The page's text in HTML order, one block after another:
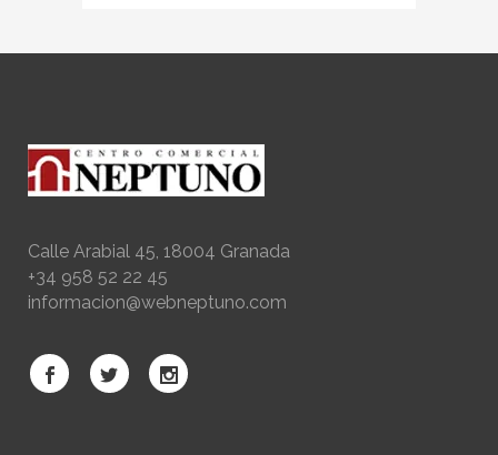
Calle Arabial 45, 18004 Granada
+34 958 52 22 45
informacion@webneptuno.com